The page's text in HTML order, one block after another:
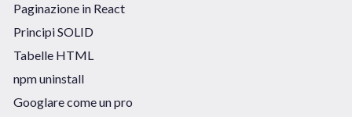
Paginazione in React
Principi SOLID
Tabelle HTML
npm uninstall
Googlare come un pro